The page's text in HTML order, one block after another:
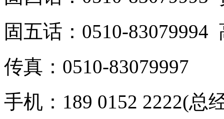
固五话：0510-83079994
传真：0510-83079997
手机：189 0152 2222(总